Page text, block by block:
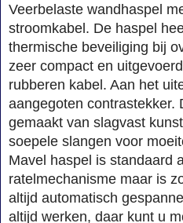
Veerbelaste wandhaspel
stroomkabel. De haspel
thermische beveiliging bij
zeer compact en
rubberen kabel. Aan het
aangegoten contrastekker.
gemaakt van slagvast
soepele slangen voor
Mavel haspel is standaard
ratelmechanisme maar is
altijd automatisch
altijd werken, daar kunt u